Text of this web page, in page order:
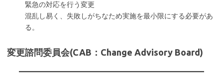
緊急の対応を行う変更
混乱し易く、失敗しがちなため実施を最小限にする必要があ
る。
変更諮問委員会(CAB：Change Advisory Board)